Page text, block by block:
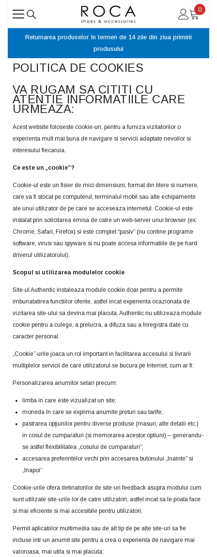
SARI LA CONȚINUT 0
0
produselor în termen de 14 zile din ziua primirii
produsului
Consultă
POLITICA DE COOKIES
VA RUGAM SA CITITI CU
ATENTIE INFORMATIILE CARE
URMEAZA:
Acest website foloseste cookie-uri, pentru a furniza vizitatorilor o
experienta mult mai buna de navigare si servicii adaptate nevoilor si
interesului fiecaruia.
Ce este un „cookie”?
Cookie-ul este un fisier de mici dimensiuni, format din litere si numere,
care va fi stocat pe computerul, terminalul mobil sau alte echipamente
ale unui utilizator de pe care se acceseaza internetul. Cookie-ul este
instalat prin solicitarea emisa de catre un web-server unui browser (ex:
Chrome, Safari, Firefox) si este complet “pasiv” (nu contine programe
software, virusi sau spyware si nu poate accesa informatiile de pe hard
driverul utilizatorului).
Scopul si utilizarea modulelor cookie
Site-ul Authentic instaleaza module cookie doar pentru a permite
imbunatatirea functiilor oferite, astfel incat experienta ocazionata de
vizitarea site-ului sa devina mai placuta. Authentic nu utilizeaza module
cookie pentru a culege, a prelucra, a difuza sau a înregistra date cu
caracter personal.
„Cookie”-urile joaca un rol important in facilitarea accesului si livrarii
multiplelor servicii de care utilizatorul se bucura pe Internet, cum ar fi:
Personalizarea anumitor setari precum:
limba in care este vizualizat un site;
moneda în care se exprima anumite preturi sau tarife;
pastrarea opţiunilor pentru diverse produse (masuri, alte detalii etc.)
in cosul de cumparaturi (si memorarea acestor optiuni) – generandu-
se astfel flexibilitatea „cosului de cumparaturi”;
accesarea preferintelor vechi prin accesarea butonului „Inainte” si
„Inapoi”
Cookie-urile ofera detinatorilor de site-uri feedback asupra modului cum
sunt utilizate site-urile lor de catre utilizatori, astfel incat sa le poata face
si mai eficiente si mai accesibile pentru utilizatori;
Permit aplicatiilor multimedia sau de alt tip de pe alte site-uri sa fie
incluse intr-un anumit site pentru a crea o experienta de navigare mai
valoroasa, mai utila si mai placuta;